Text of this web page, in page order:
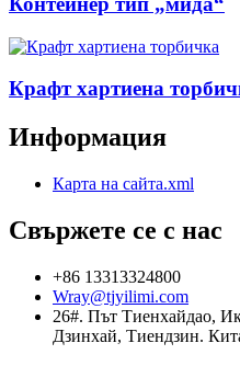
Крафт хартиена
Информация
Карта на сайта.xml
Свържете се с нас
+86 13313324800
Wray@tjyilimi.com
26#. Път Тиенхайдао,
Дзинхай, Тиендзин.